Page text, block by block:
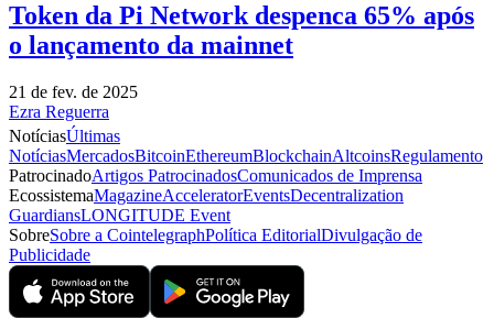
Token da Pi Network despenca 65% após
o lançamento da mainnet
21 de fev. de 2025
Ezra Reguerra
NotíciasÚltimas
NotíciasMercadosBitcoinEthereumBlockchainAltcoinsRegulamento
PatrocinadoArtigos PatrocinadosComunicados de Imprensa
EcossistemaMagazineAcceleratorEventsDecentralization
GuardiansLONGITUDE Event
SobreSobre a CointelegraphPolítica EditorialDivulgação de
Publicidade